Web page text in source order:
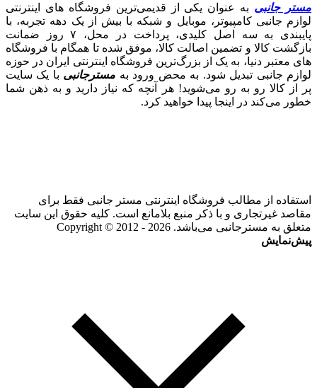
مستر جانبی به عنوان یکی از قدیمی‌ترین فروشگاه های اینترنتی
لوازم جانبی کامپیوتر، موبایل و شبکه با بیش از یک دهه تجربه، با
پایبندی به سه اصل کلیدی، پرداخت در محل، ۷ روز ضمانت
بازگشت کالا و تضمین اصالت کالا، موفق شده تا همگام با فروشگاه‌
های معتبر دنیا، به یک از بزرگ‌ترین فروشگاه اینترنتی ایران در حوزه
لوازم جانبی تبدیل شود. به محض ورود به مسترجانبی با یک سایت
پر از کالا رو به رو می‌شوید! هر آنچه که نیاز دارید و به ذهن شما
خطور می‌کند در اینجا پیدا خواهید کرد.
استفاده از مطالب فروشگاه اینترنتی مستر جانبی فقط برای
مقاصد غیرتجاری و با ذکر منبع بلامانع است. کلیه حقوق این سایت
متعلق به مسترجانبی می‌باشد. Copyright © 2012 - 2026
پیش‌نمایش